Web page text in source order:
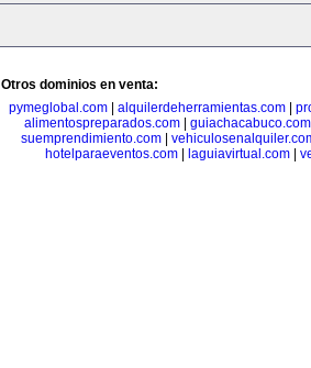
Otros dominios en venta:
pymeglobal.com| alquilerdeherramientas.com|
alimentospreparados.com| guiachacabuco.com
suemprendimiento.com|
hotelparaeventos.com
laguiavirtual.com